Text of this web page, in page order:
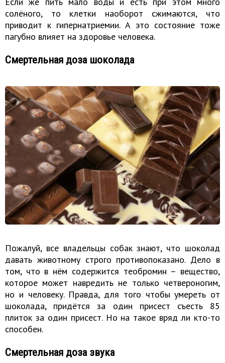
солёного, то клетки наоборот сжимаются, что
приводит к гипернатриемии. А это состояние тоже
пагубно влияет на здоровье человека.
Смертельная доза шоколада
Пожалуй, все владельцы собак знают, что шоколад
давать животному строго противопоказано. Дело в
том, что в нём содержится теобромин – вещество,
которое может навредить не только четвероногим,
но и человеку. Правда, для того чтобы умереть от
шоколада, придётся за один присест съесть 85
плиток за один присест. Но на такое вряд ли кто-то
способен.
Смертельная доза звука